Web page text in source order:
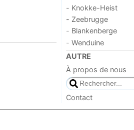
- Knokke-Heist
- Zeebrugge
- Blankenberge
- Wenduine
AUTRE
À propos de nous
Contact